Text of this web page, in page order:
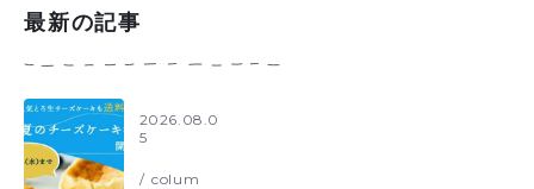
最新の記事
2026.08.0
5
colum